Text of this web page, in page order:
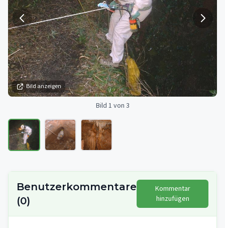
Bild anzeigen
Bild 1 von 3
Benutzerkommentare
(0)
Kommentar
hinzufügen